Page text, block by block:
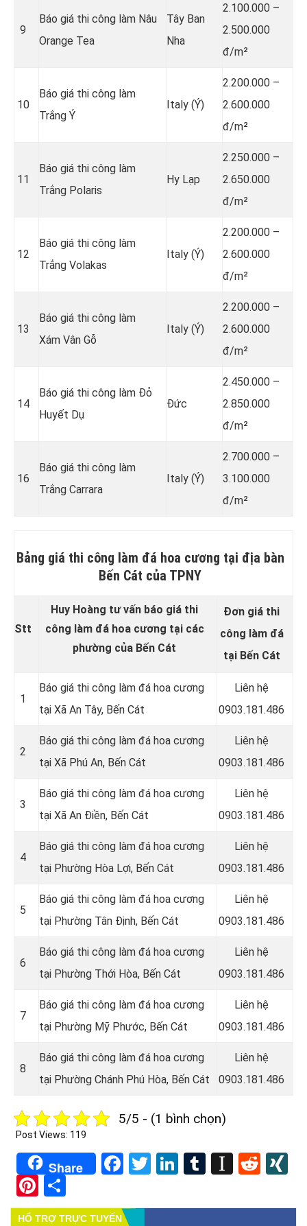
9
Báo giá thi công làm Nâu
Orange Tea
Tây Ban
Nha
2.100.000 –
2.500.000
đ/m²
10
Báo giá thi công làm
Trắng Ý
Italy (Ý)
2.200.000 –
2.600.000
đ/m²
11
Báo giá thi công làm
Trắng Polaris
Hy Lạp
2.250.000 –
2.650.000
đ/m²
12
Báo giá thi công làm
Trắng Volakas
Italy (Ý)
2.200.000 –
2.600.000
đ/m²
13
Báo giá thi công làm
Xám Vân Gỗ
Italy (Ý)
2.200.000 –
2.600.000
đ/m²
14
Báo giá thi công làm Đỏ
Huyết Dụ
Đức
2.450.000 –
2.850.000
đ/m²
16
Báo giá thi công làm
Trắng Carrara
Italy (Ý)
2.700.000 –
3.100.000
đ/m²
Bảng giá thi công làm đá hoa cương tại địa bàn
Bến Cát của TPNY
Stt
Huy Hoàng tư vấn báo giá thi
công làm đá hoa cương tại các
phường của Bến Cát
Đơn giá thi
công làm đá
tại Bến Cát
1
Báo giá thi công làm đá hoa cương
tại Xã An Tây, Bến Cát
Liên hệ
0903.181.486
2
Báo giá thi công làm đá hoa cương
tại Xã Phú An, Bến Cát
Liên hệ
0903.181.486
3
Báo giá thi công làm đá hoa cương
tại Xã An Điền, Bến Cát
Liên hệ
0903.181.486
4
Báo giá thi công làm đá hoa cương
tại Phường Hòa Lợi, Bến Cát
Liên hệ
0903.181.486
5
Báo giá thi công làm đá hoa cương
tại Phường Tân Định, Bến Cát
Liên hệ
0903.181.486
6
Báo giá thi công làm đá hoa cương
tại Phường Thới Hòa, Bến Cát
Liên hệ
0903.181.486
7
Báo giá thi công làm đá hoa cương
tại Phường Mỹ Phước, Bến Cát
Liên hệ
0903.181.486
8
Báo giá thi công làm đá hoa cương
tại Phường Chánh Phú Hòa, Bến Cát
Liên hệ
0903.181.486
5/5 - (1 bình chọn)
Post Views: 119
Share Facebook
TwitterLinkedIn
Tumblr
Pinterest
HỔ TRỢ TRỰC TUYẾN